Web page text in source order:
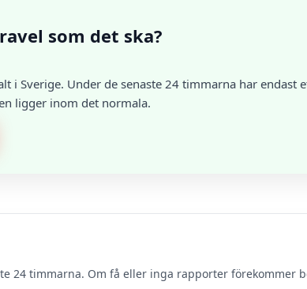
som det ska?
i Sverige. Under de senaste 24 timmarna har endast
ligger inom det normala.
24 timmarna. Om få eller inga rapporter förekommer